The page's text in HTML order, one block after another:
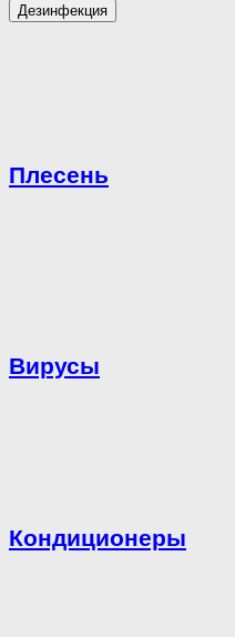
Дезинфекция
Плесень
Вирусы
Кондиционеры